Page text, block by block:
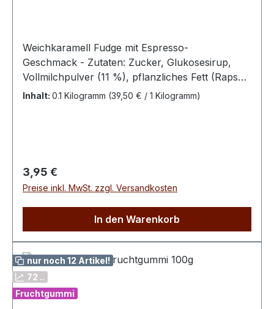
Weichkaramell Fudge mit Espresso-
Geschmack - Zutaten: Zucker, Glukosesirup,
Vollmilchpulver (11 %), pflanzliches Fett (Rapsöl,
vollständig gehärtetes Rapsöl), gemahlener
davon Zucker 64 g Eiweiß 2,9 g Salz 0,1 g
Inhalt: 0.1 Kilogramm (39,50 € / 1 Kilogramm)
Regulärer Preis:
3,95 €
Preise inkl. MwSt. zzgl. Versandkosten
In den Warenkorb
nur noch 12 Artikel!
72 ..
Fruchtgummi